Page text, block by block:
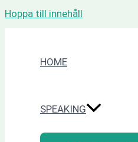
Hoppa till innehåll
HOME
SPEAKING